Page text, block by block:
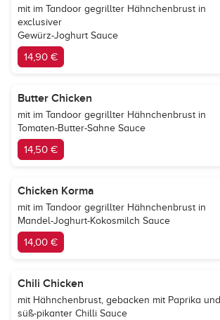
mit im Tandoor gegrillter Hähnchenbrust in
exclusiver
Gewürz-Joghurt Sauce
14,90 €
Butter Chicken
mit im Tandoor gegrillter Hähnchenbrust in
Tomaten-Butter-Sahne Sauce
14,50 €
Chicken Korma
mit im Tandoor gegrillter Hähnchenbrust in
Mandel-Joghurt-Kokosmilch Sauce
14,00 €
Chili Chicken
mit Hähnchenbrust, gebacken mit Paprika und
süß-pikanter Chilli Sauce